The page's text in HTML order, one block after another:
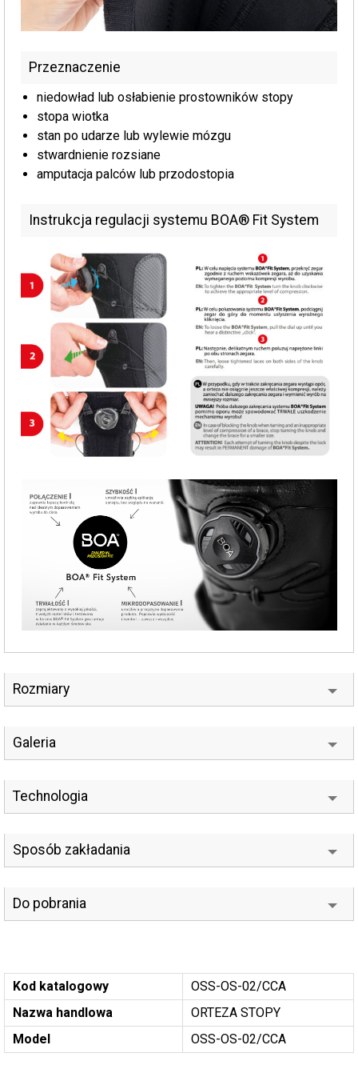
Przeznaczenie
niedowład lub osłabienie prostowników stopy
stopa wiotka
stan po udarze lub wylewie mózgu
stwardnienie rozsiane
amputacja palców lub przodostopia
Instrukcja regulacji systemu BOA® Fit System
Rozmiary
Galeria
Technologia
Sposób zakładania
Do pobrania
Kod katalogowy
OSS-OS-02/CCA
Nazwa handlowa
ORTEZA STOPY
Model
OSS-OS-02/CCA